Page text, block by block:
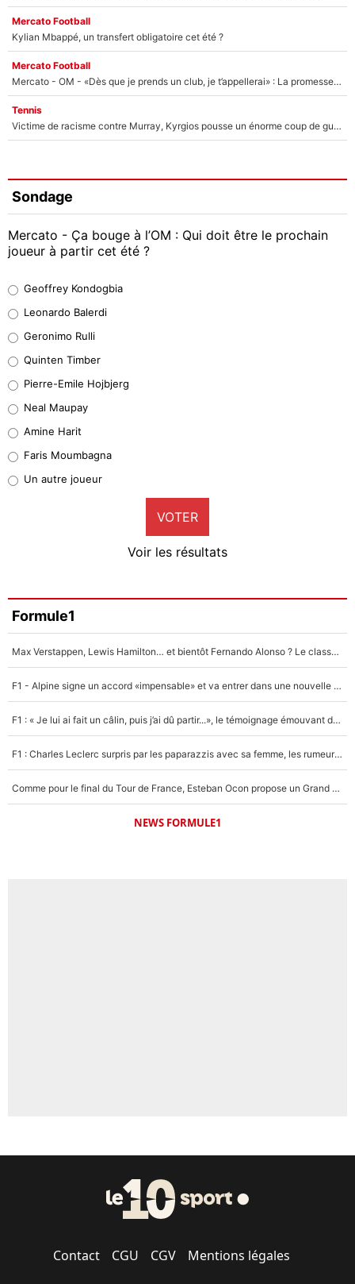
Mercato Football
Kylian Mbappé, un transfert obligatoire cet été ?
Mercato Football
Mercato - OM - «Dès que je prends un club, je t’appellerai» : La promesse de Marcelino au moment de claquer la porte
Tennis
Victime de racisme contre Murray, Kyrgios pousse un énorme coup de gueule !
Sondage
Mercato - Ça bouge à l’OM : Qui doit être le prochain
joueur à partir cet été ?
38%
32%
5%
1%
9%
Faris Moumbagna
4%
Un autre joueur
5%
Geoffrey Kondogbia
Leonardo Balerdi
Geronimo Rulli
Quinten Timber
Pierre-Emile Hojbjerg
Neal Maupay
Amine Harit
Faris Moumbagna
Un autre joueur
VOTER
Voir les résultats
Formule1
Max Verstappen, Lewis Hamilton… et bientôt Fernando Alonso ? Le classement des pilotes les mieux payés en Formule 1 risque de changer !
F1 - Alpine signe un accord «impensable» et va entrer dans une nouvelle dimension : Grande nouvelle pour Pierre Gasly !
F1 : « Je lui ai fait un câlin, puis j’ai dû partir...», le témoignage émouvant de Max Verstappen sur sa fille
F1 : Charles Leclerc surpris par les paparazzis avec sa femme, les rumeurs étaient vraies !
Comme pour le final du Tour de France, Esteban Ocon propose un Grand Prix de Formule 1 à Paris : «Autour de l’Arc de Triomphe, ce serait génial» !
NEWS FORMULE1
Contact CGU CGV Mentions légales